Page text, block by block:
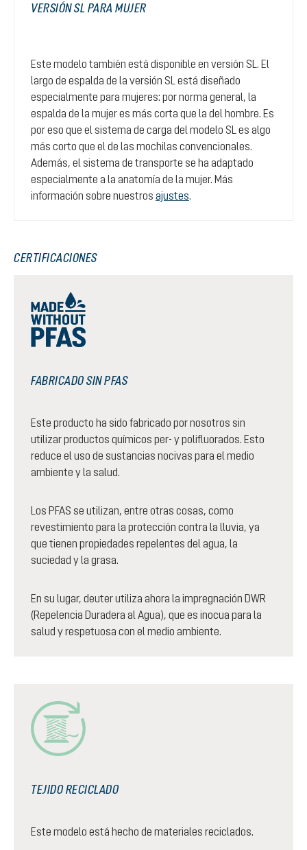
VERSIÓN SL PARA MUJER
Este modelo también está disponible en versión SL. El
largo de espalda de la versión SL está diseñado
especialmente para mujeres: por norma general, la
espalda de la mujer es más corta que la del hombre. Es
por eso que el sistema de carga del modelo SL es algo
más corto que el de las mochilas convencionales.
Además, el sistema de transporte se ha adaptado
especialmente a la anatomía de la mujer. Más
información sobre nuestros ajustes.
CERTIFICACIONES
FABRICADO SIN PFAS
Este producto ha sido fabricado por nosotros sin
utilizar productos químicos per- y polifluorados. Esto
reduce el uso de sustancias nocivas para el medio
ambiente y la salud.
Los PFAS se utilizan, entre otras cosas, como
revestimiento para la protección contra la lluvia, ya
que tienen propiedades repelentes del agua, la
suciedad y la grasa.
En su lugar, deuter utiliza ahora la impregnación DWR
(Repelencia Duradera al Agua), que es inocua para la
salud y respetuosa con el medio ambiente.
TEJIDO RECICLADO
Este modelo está hecho de materiales reciclados.